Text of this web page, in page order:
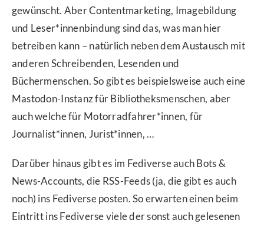
gewünscht. Aber Contentmarketing, Imagebildung
und Leser*innenbindung sind das, was man hier
betreiben kann – natürlich neben dem Austausch mit
anderen Schreibenden, Lesenden und
Büchermenschen. So gibt es beispielsweise auch eine
Mastodon-Instanz für Bibliotheksmenschen, aber
auch welche für Motorradfahrer*innen, für
Journalist*innen, Jurist*innen, …
Darüber hinaus gibt es im Fediverse auch Bots &
News-Accounts, die RSS-Feeds (ja, die gibt es auch
noch) ins Fediverse posten. So erwarten einen beim
Eintritt ins Fediverse viele der sonst auch gelesenen